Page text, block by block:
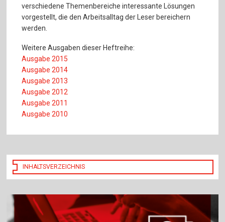
verschiedene Themenbereiche interessante Lösungen
vorgestellt, die den Arbeitsalltag der Leser bereichern
werden.
Weitere Ausgaben dieser Heftreihe:
Ausgabe 2015
Ausgabe 2014
Ausgabe 2013
Ausgabe 2012
Ausgabe 2011
Ausgabe 2010
INHALTSVERZEICHNIS